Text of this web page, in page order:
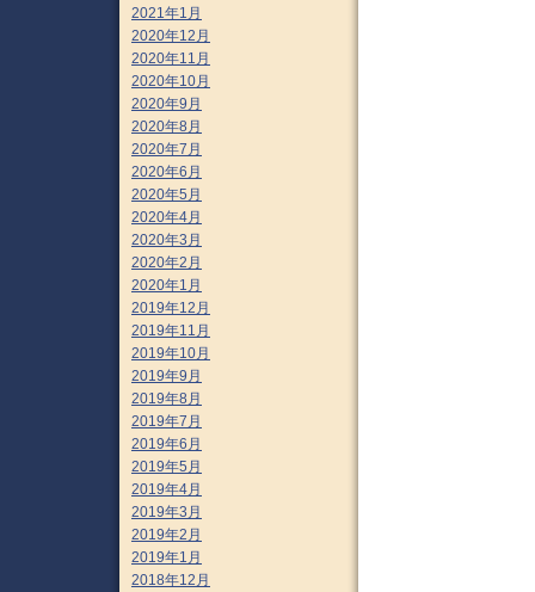
2021年1月
2020年12月
2020年11月
2020年10月
2020年9月
2020年8月
2020年7月
2020年6月
2020年5月
2020年4月
2020年3月
2020年2月
2020年1月
2019年12月
2019年11月
2019年10月
2019年9月
2019年8月
2019年7月
2019年6月
2019年5月
2019年4月
2019年3月
2019年2月
2019年1月
2018年12月